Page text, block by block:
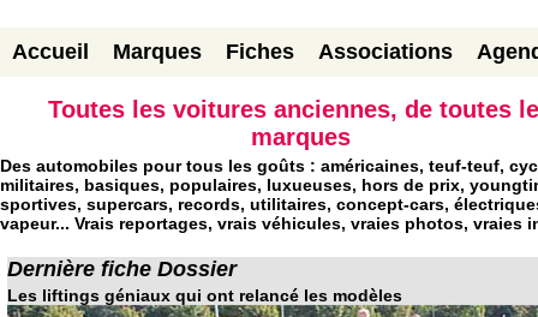
Accueil Marques Fiches Associations
Toutes les voitures anciennes, de toutes
marques
Des automobiles pour tous les goûts : américaines, teuf-teuf,
militaires, basiques, populaires, luxueuses, hors de prix,
sportives, supercars, records, utilitaires, concept-cars,
vapeur... Vrais reportages, vrais véhicules, vraies photos, vraies
Dernière fiche Dossier
Les liftings géniaux qui ont relancé les modèles